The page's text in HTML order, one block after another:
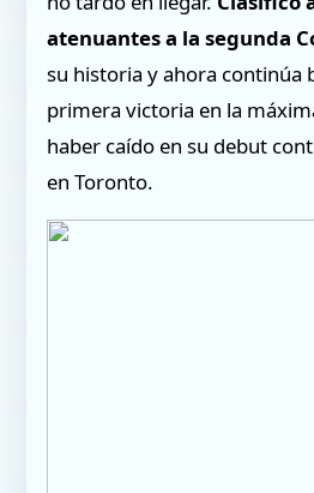
atenuantes a la segunda
su historia y ahora continúa
primera victoria en la
haber caído en su debut
en Toronto.